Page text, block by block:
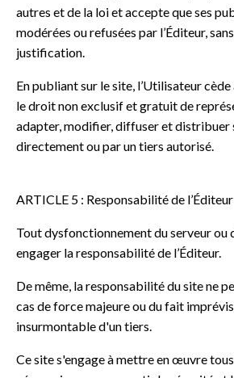
autres et de la loi et accepte que ses
modérées ou refusées par l’Éditeur,
justification.
En publiant sur le site, l’Utilisateur
le droit non exclusif et gratuit de
adapter, modifier, diffuser et distribuer
directement ou par un tiers autorisé.
ARTICLE 5 : Responsabilité de l’Éditeur
Tout dysfonctionnement du serveur ou
engager la responsabilité de l’Éditeur.
De même, la responsabilité du site ne
cas de force majeure ou du fait
insurmontable d'un tiers.
Ce site s'engage à mettre en œuvre